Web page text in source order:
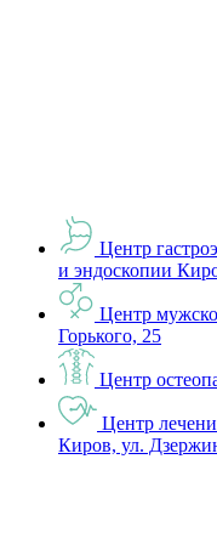
Центр
и эндоскопии
Центр
Горького, 25
Центр
Центр
Киров, ул.